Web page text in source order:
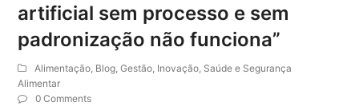
artificial sem processo e sem
padronização não funciona”
Alimentação, Blog,Gestão, Inovação, Saúde e Segurança
Alimentar
0 Comments